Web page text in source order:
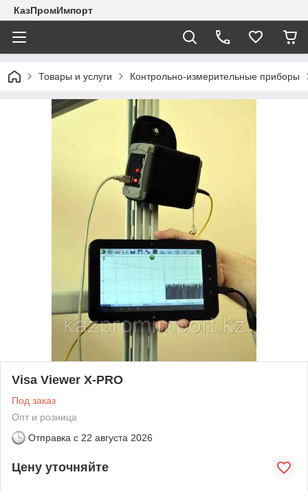
КазПромИмпорт
Товары и услуги Контрольно-измерительные приборы
Visa Viewer X-PRO
Под заказ
Опт и розница
Отправка с 22 августа 2026
Цену уточняйте